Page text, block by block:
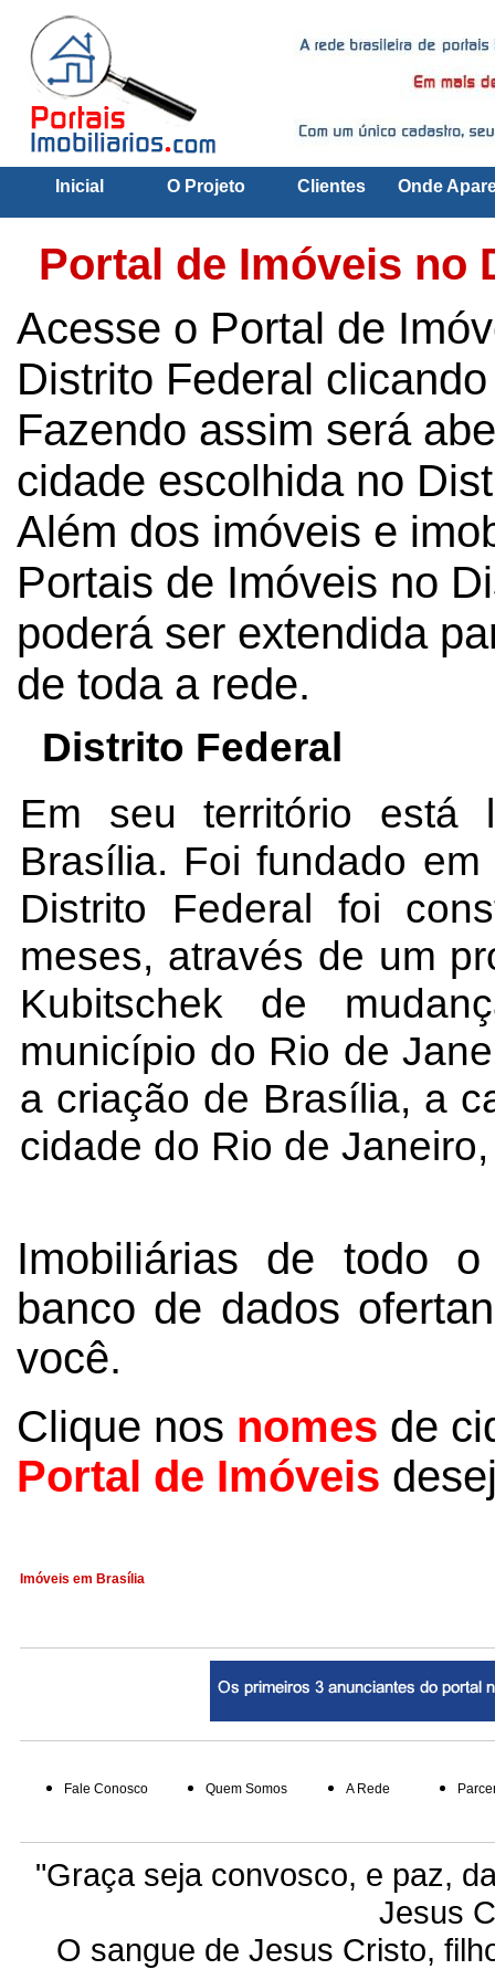
Inicial O Projeto Clientes Onde
Portal de Imóveis no
Acesse o Portal de
Distrito Federal
Fazendo assim será
cidade escolhida no
Além dos imóveis e
Portais de Imóveis no
poderá ser extendida
de toda a rede.
Distrito Federal
Em seu território está
Brasília. Foi fundado
Distrito Federal foi
meses, através de um
Kubitschek de
município do Rio de
a criação de Brasília, a
cidade do Rio de
Imobiliárias de todo
banco de dados
você.
Clique nos nomes de
Portal de Imóveis
Imóveis em Brasília
Fale Conosco Quem Somos A Rede
"Graça seja convosco, e paz,
Jesus
O sangue de Jesus Cristo,